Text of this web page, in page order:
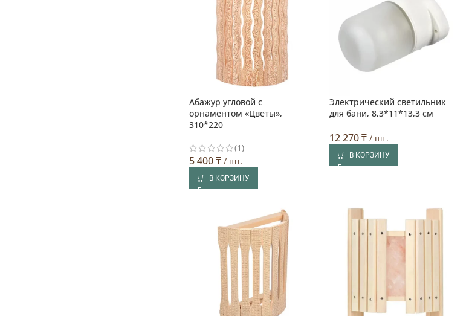
Абажур угловой с
орнаментом «Цветы»,
310*220
(1)
5 400₸/ шт.
В КОРЗИНУ
Электрический светильник
для бани, 8,3*11*13,3 см
12 270₸ / шт.
В КОРЗИНУ